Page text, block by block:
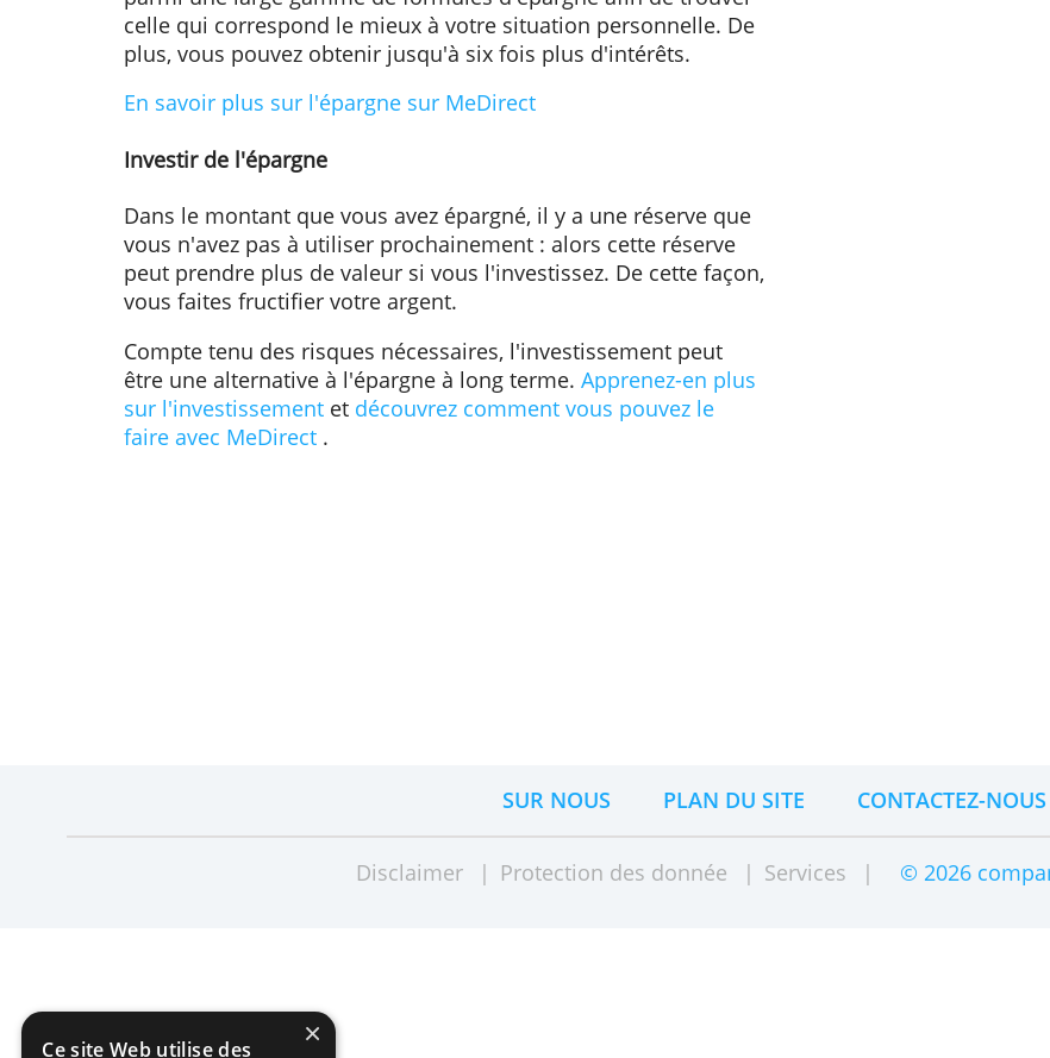
vos dépenses mensuelles comme celles de votre fournisseur
d'énergie, votre abonnement sportif, médias ou télécoms. Ces
frais peuvent être élevés.
Assurez-vous aussi de regarder les concurrents. Ils peuvent
parfois proposer les mêmes produits ou services à un prix
inférieur ou offrir une promotion qui vous profite. Ou peut-être
que cet abonnement est devenu superflu.
Cela vaut également la peine de comparer les comptes
parmi une large gamme de formules d'épargne afin de trouver
celle qui correspond le mieux à votre situation personnelle. De
plus, vous pouvez obtenir jusqu'à six fois plus d'intérêts.
être une alternative à l'épargne à long terme.
Apprenez-en plus
sur l'investissementetdécouvrez comment vous pouvez le
faire avec MeDirect.